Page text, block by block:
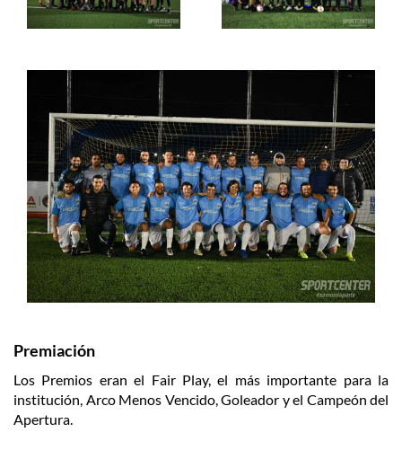
Premiación
Los Premios eran el Fair Play, el más importante para la
institución, Arco Menos Vencido, Goleador y el Campeón del
Apertura.